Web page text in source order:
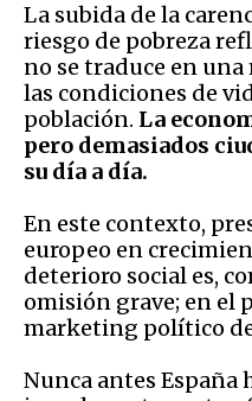
La subida de la
riesgo de pobreza
no se traduce en
las condiciones de
población. La
pero demasiados
su día a día.
En este contexto,
europeo en
deterioro social es,
omisión grave; en el
marketing político
Nunca antes España